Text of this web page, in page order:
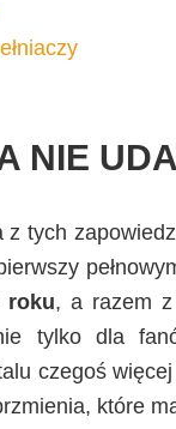
NIE
z tych
roku, a razem z
tylko dla
czegoś
które